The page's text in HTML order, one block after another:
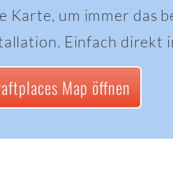
Karte, um immer das
Einfach direkt
Map öffnen